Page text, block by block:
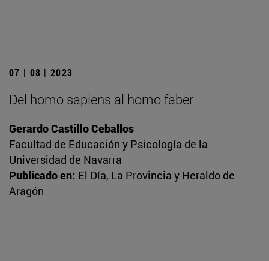
07 | 08 | 2023
Del homo sapiens al homo faber
Gerardo Castillo Ceballos
Facultad de Educación y Psicología de la
Universidad de Navarra
Publicado en: El Día, La Provincia y Heraldo de
Aragón